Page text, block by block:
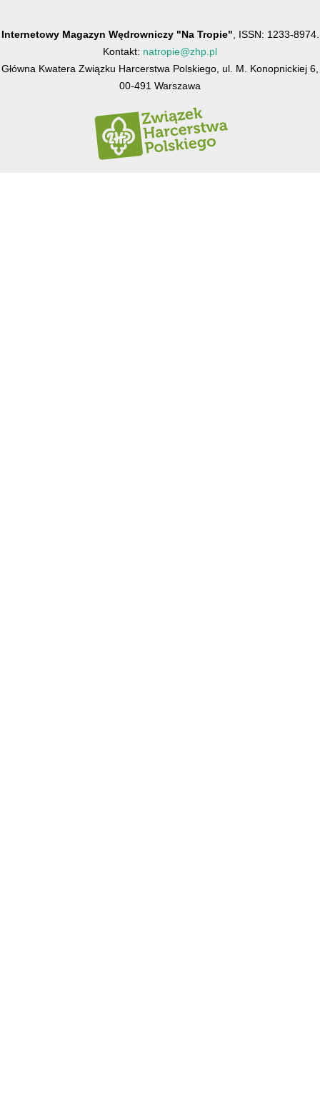
Internetowy Magazyn Wędrowniczy "Na Tropie" , ISSN: 1233-8974.
Kontakt: natropie@zhp.pl
Główna Kwatera Związku Harcerstwa Polskiego, ul. M. Konopnickiej 6,
00-491 Warszawa